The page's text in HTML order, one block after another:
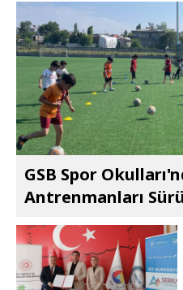
GSB Spor
Antrenmanları